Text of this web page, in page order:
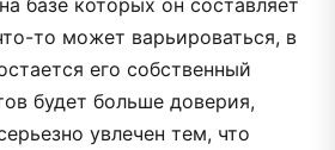
то может варьироваться, в
его собственный
будет больше доверия,
увлечен тем, что